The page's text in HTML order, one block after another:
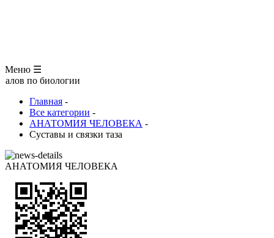
Меню ☰
биологии
Главная -
Все категории -
АНАТОМИЯ ЧЕЛОВЕКА -
Суставы и связки таза
АНАТОМИЯ ЧЕЛОВЕКА